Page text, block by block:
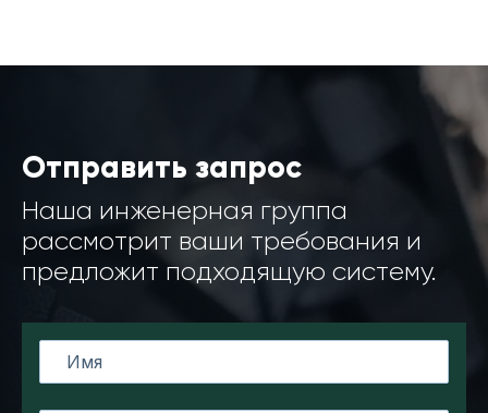
Отправить запрос
Наша инженерная группа
рассмотрит ваши требования и
предложит подходящую систему.